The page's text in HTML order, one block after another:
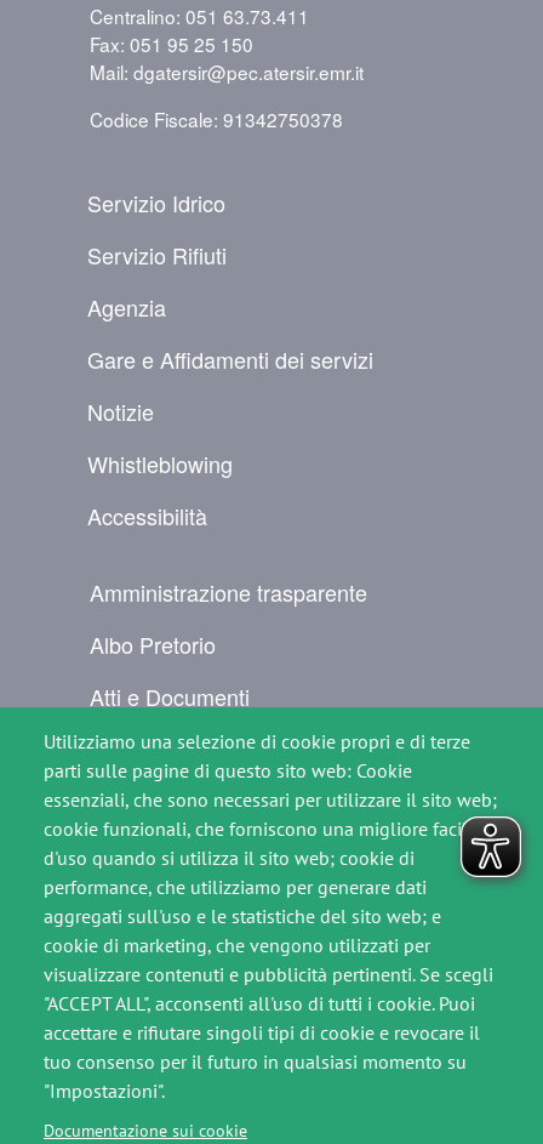
Utilizziamo una selezione di cookie propri e di terze
parti sulle pagine di questo sito web: Cookie
essenziali, che sono necessari per utilizzare il sito web;
cookie funzionali, che forniscono una migliore facilità
d'uso quando si utilizza il sito web; cookie di
performance, che utilizziamo per generare dati
aggregati sull'uso e le statistiche del sito web; e
cookie di marketing, che vengono utilizzati per
visualizzare contenuti e pubblicità pertinenti. Se scegli
"ACCEPT ALL", acconsenti all'uso di tutti i cookie. Puoi
accettare e rifiutare singoli tipi di cookie e revocare il
tuo consenso per il futuro in qualsiasi momento su
"Impostazioni".
Documentazione sui cookie
Centralino: 051 63.73.411
Fax: 051 95 25 150
Mail: dgatersir@pec.atersir.emr.it
Codice Fiscale: 91342750378
Servizio Idrico
Servizio Rifiuti
Agenzia
Gare e Affidamenti dei servizi
Notizie
Whistleblowing
Accessibilità
Amministrazione trasparente
Albo Pretorio
Atti e Documenti
Per il cittadino
Comunicati Stampa
Contatti
SEGUICI SU
ImmagineImmagine
Footer slim
Crediti